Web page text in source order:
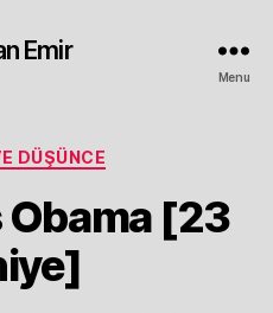
Emir
Menu
Categories
DÜŞÜNCE
Obama [23